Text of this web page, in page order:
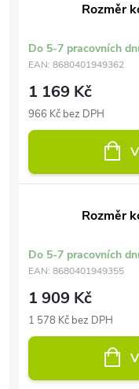
Rozměr
Do 5-7 pracovních
EAN: 8680401949362
1 169 Kč
966 Kč bez DPH
Rozměr
Do 5-7 pracovních
EAN: 8680401949355
1 909 Kč
1 578 Kč bez DPH